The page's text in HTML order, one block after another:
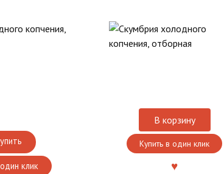
клик
В корзину
Купить в один клик